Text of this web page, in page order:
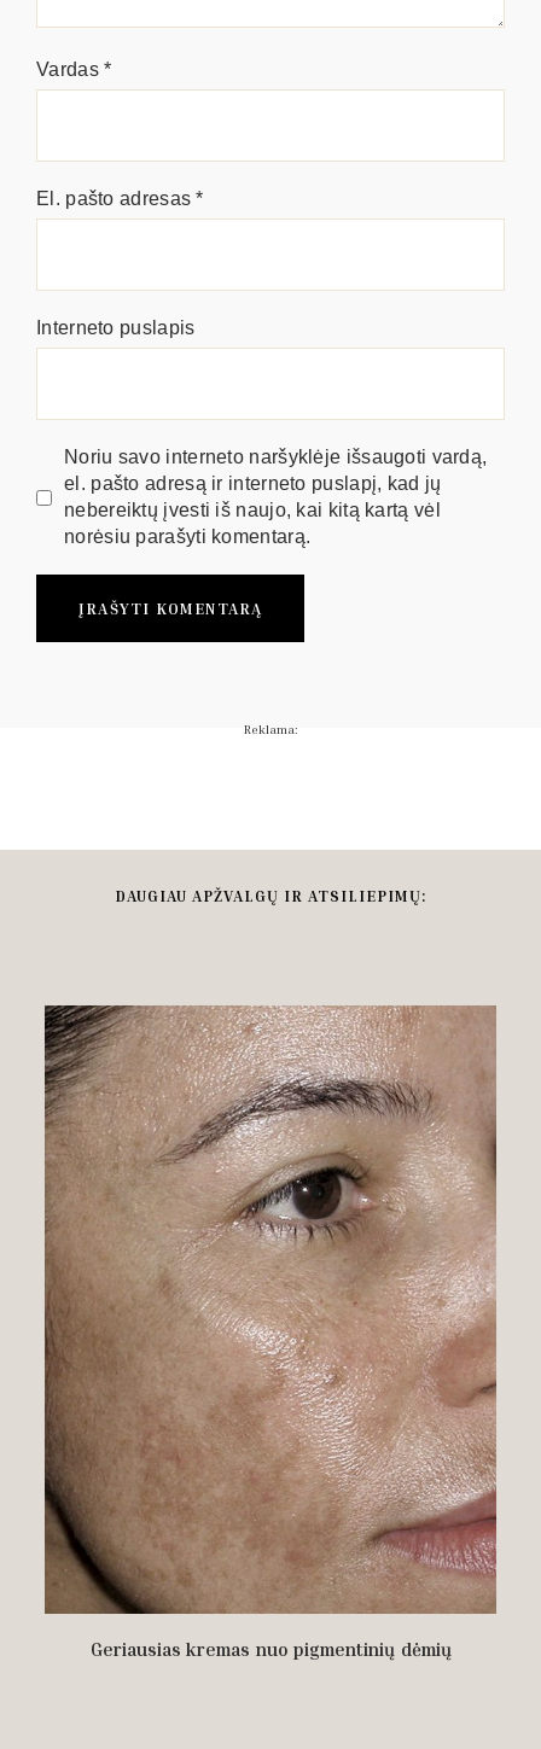
Vardas*
El. pašto adresas*
Interneto puslapis
Noriu savo interneto naršyklėje išsaugoti vardą,
el. pašto adresą ir interneto puslapį, kad jų
nebereiktų įvesti iš naujo, kai kitą kartą vėl
norėsiu parašyti komentarą.
Reklama:
DAUGIAU APŽVALGŲ IR ATSILIEPIMŲ:
Geriausias kremas nuo pigmentinių dėmių